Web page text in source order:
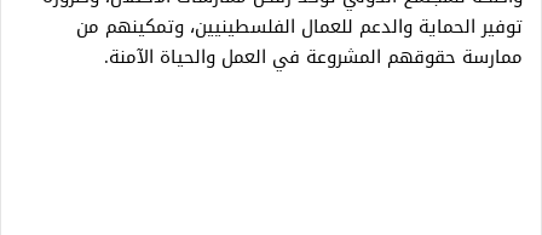
توفير الحماية والدعم للعمال الفلسطينيين، وتمكينهم من
ممارسة حقوقهم المشروعة في العمل والحياة الآمنة.